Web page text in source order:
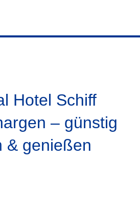
Hotel Schiff
– günstig
& genießen